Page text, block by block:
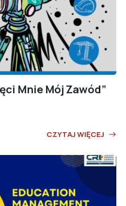
Mnie Mój Zawód”
CZYTAJ WIĘCEJ